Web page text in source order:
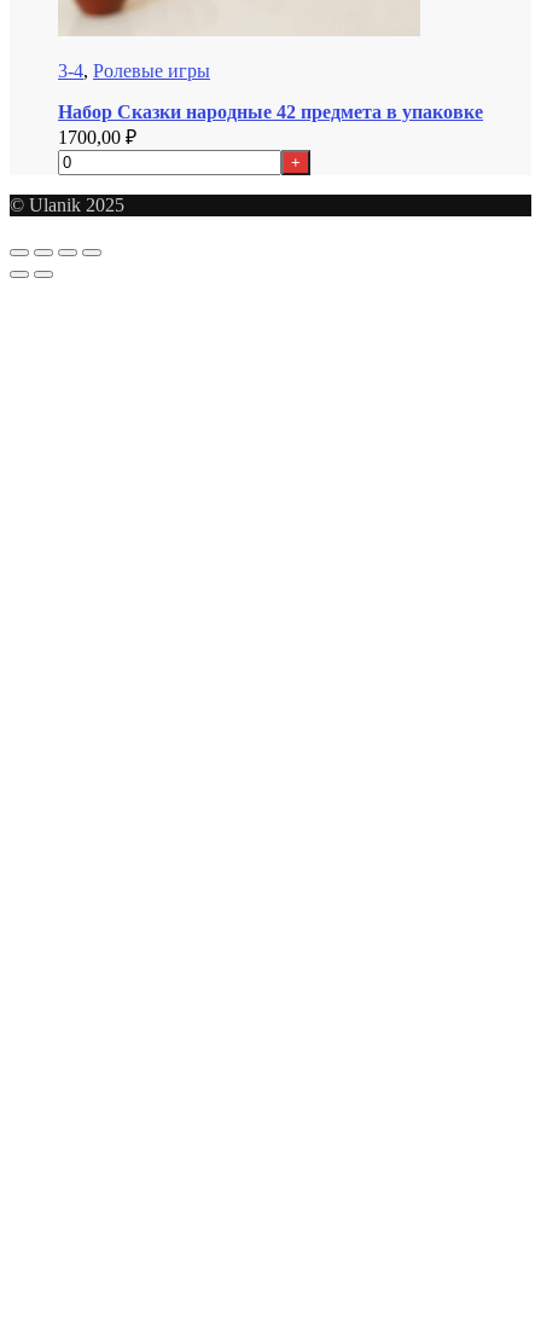
3-4, Ролевые игры
Набор Сказки народные 42 предмета в упаковке
1700,00 ₽
+
© Ulanik 2025